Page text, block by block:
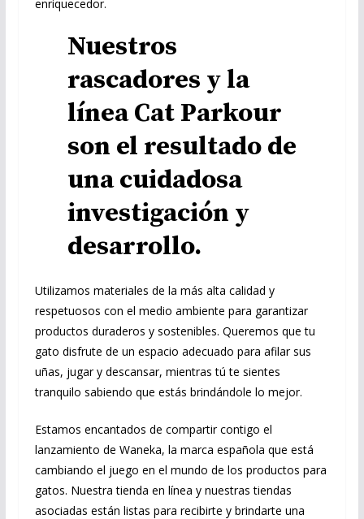
enriquecedor.
Nuestros
rascadores y la
línea Cat Parkour
son el resultado de
una cuidadosa
investigación y
desarrollo.
Utilizamos materiales de la más alta calidad y
respetuosos con el medio ambiente para garantizar
productos duraderos y sostenibles. Queremos que tu
gato disfrute de un espacio adecuado para afilar sus
uñas, jugar y descansar, mientras tú te sientes
tranquilo sabiendo que estás brindándole lo mejor.
Estamos encantados de compartir contigo el
lanzamiento de Waneka, la marca española que está
cambiando el juego en el mundo de los productos para
gatos. Nuestra tienda en línea y nuestras tiendas
asociadas están listas para recibirte y brindarte una